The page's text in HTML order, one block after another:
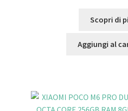
Scopri di
Aggiungi al